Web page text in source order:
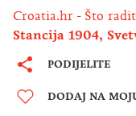
Croatia.hr Što
Stancija 1904,
PODIJELITE
DODAJ NA